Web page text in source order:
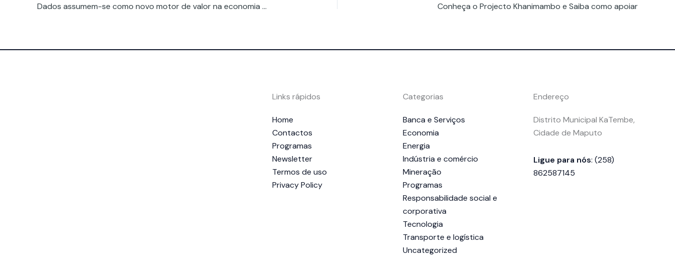
Dados assumem-se como novo motor de valor na economia moçambicana Conheça o Projecto Khanimambo e Saiba como apoiar
Links rápidos
Home
Contactos
Programas
Newsletter
Termos de uso
Privacy Policy
Categorias
Banca e Serviços
Economia
Energia
Indústria e comércio
Mineração
Programas
Responsabilidade social e
corporativa
Tecnologia
Transporte e logística
Uncategorized
Endereço
Distrito Municipal KaTembe,
Cidade de Maputo
Ligue para nós: (258)
862587145